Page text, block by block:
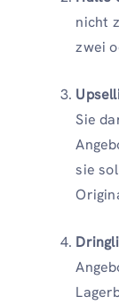
nicht
zwei
Sie
sie